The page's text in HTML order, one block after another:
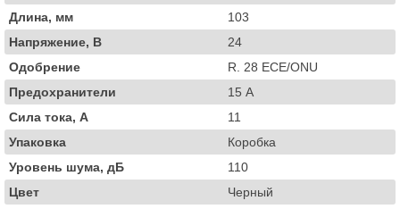
Длина, мм
103
Напряжение, В
24
Одобрение
R. 28 ECE/ONU
Предохранители
15 А
Сила тока, А
11
Упаковка
Коробка
Уровень шума, дБ
110
Цвет
Черный